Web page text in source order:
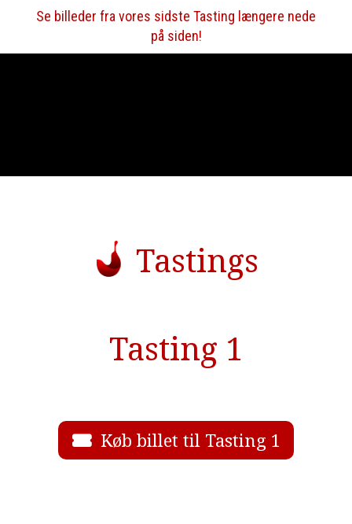
Se billeder fra vores sidste Tasting længere nede
på siden!
Tastings
Tasting 1
Køb billet til Tasting 1